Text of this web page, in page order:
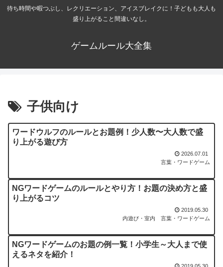
待ち時間や暇つぶし、レクリエーション、アイスブレイクに！子どもも大人も
盛り上がること間違いなし。
ゲームルール大全集
子供向け
ワードウルフのルールとお題例！少人数〜大人数で盛
り上がる遊び方
2026.07.01
言葉・ワードゲーム
NGワードゲームのルールとやり方！お題の決め方と盛
り上がるコツ
2019.05.30
内遊び・室内
言葉・ワードゲーム
NGワードゲームのお題の例一覧！小学生～大人まで使
えるネタを紹介！